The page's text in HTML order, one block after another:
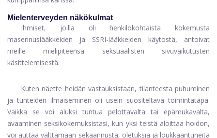
Mielenterveyden näkökulmat
Ihmiset, joilla oli henkilökohtaista kokemusta
masennuslääkkeiden ja SSRI-lääkkeiden käytöstä, antoivat
meille mielipiteensä seksuaalisten sivuvaikutusten
käsittelemisestä.
Kuten näette heidän vastauksistaan, tilanteesta puhuminen
ja tunteiden ilmaiseminen oli usein suositeltava toimintatapa.
Vaikka se voi aluksi tuntua pelottavalta tai epämukavalta,
avaaminen seksikokemuksistasi, kun yksi teistä aloittaa hoidon,
voi auttaa välttämään sekaannusta, oletuksia ja loukkaantuneita